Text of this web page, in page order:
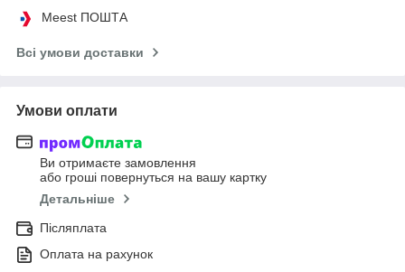
Meest ПОШТА
Всі умови доставки
Умови оплати
Ви отримаєте замовлення
або гроші повернуться на вашу картку
Детальніше
Післяплата
Оплата на рахунок